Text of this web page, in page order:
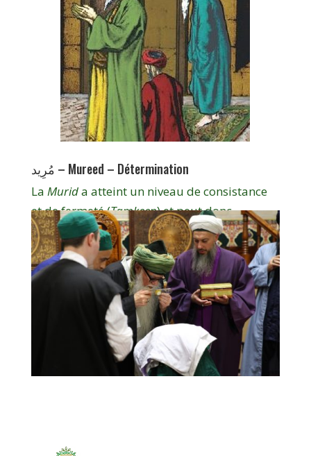
مُرِيد – Mureed – Détermination
La Murida atteint un niveau de consistance
et de fermeté (Tamkeen) et peut donc
assumer des tâches quotidiennes
supplémentaireswaza'if, devoirs spirituels.